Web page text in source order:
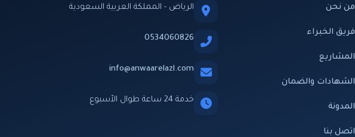
من نحن
فريق الخبراء
المشاريع
الشهادات والضمان
المدونة
اتصل بنا
الرياض - المملكة العربية السعودية
0534060826
info@anwaarelazl.com
خدمة 24 ساعة طوال الأسبوع